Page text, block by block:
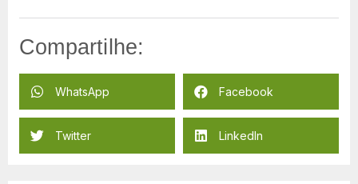
Compartilhe:
WhatsApp Facebook
Twitter LinkedIn